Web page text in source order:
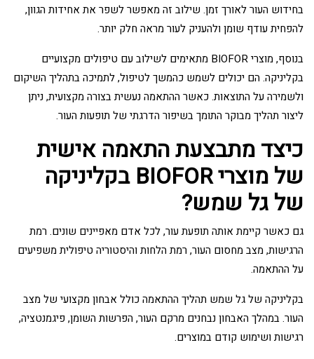
בחידוש העור לאורך זמן. שילוב זה מאפשר לשפר את אחידות הגוון,
להפחית עודף שומן ולהעניק לעור מראה חלק יותר.
בנוסף, מוצרי BIOFOR מתאימים לשילוב עם טיפולים מקצועיים
בקליניקה. הם יכולים לשמש כהמשך לטיפול, לתמיכה בתהליך השיקום
ולשמירה על התוצאות. כאשר ההתאמה נעשית בצורה מקצועית, ניתן
ליצור תהליך מבוקר התומך בשיפור הדרגתי של תופעות העור.
כיצד מתבצעת התאמה אישית
של מוצרי BIOFOR בקליניקה
של גל שמש?
גם כאשר קיימת אותה תופעת עור, לכל אדם מאפיינים שונים. רמת
הרגישות, מצב מחסום העור, רמת הלחות והיסטוריה טיפולית משפיעים
על ההתאמה.
בקליניקה של גל שמש תהליך ההתאמה כולל אבחון מקצועי של מצב
העור. במהלך האבחון נבחנים מרקם העור, הפרשות השומן, פיגמנטציה,
רגישות ושימוש קודם במוצרים.